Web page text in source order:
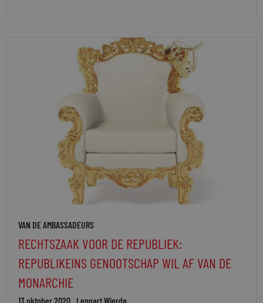
VAN DE AMBASSADEURS
RECHTSZAAK VOOR DE REPUBLIEK:
REPUBLIKEINS GENOOTSCHAP WIL AF VAN DE
MONARCHIE
13 oktober 2020 Lennart Wierda